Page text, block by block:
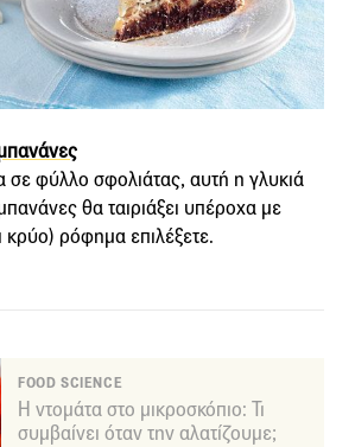
φύλλο σφολιάτας, αυτή η γλυκιά
θα ταιριάξει υπέροχα με
κρύο) ρόφημα επιλέξετε.
FOOD SCIENCE
Η ντομάτα στο μικροσκόπιο: Τι
συμβαίνει όταν την αλατίζουμε;